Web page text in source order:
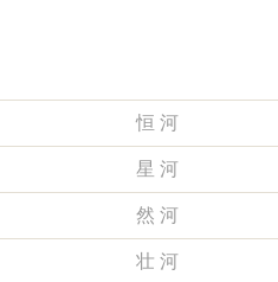
恒 河
星 河
然 河
壮 河